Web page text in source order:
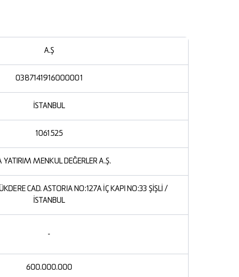
A.Ş
0387141916000001
İSTANBUL
1061525
YATIRIM MENKUL DEĞERLER A.Ş.
CAD. ASTORIA NO:127A İÇ KAPI NO:33 ŞİŞLİ /
İSTANBUL
-
600.000.000